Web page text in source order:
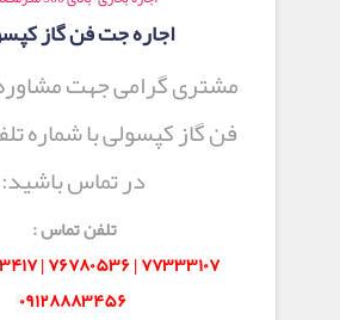
اجاره جت فن گاز
مشتری گرامی جهت
فن گاز کپسولی با شماره
در تماس باشید:
تلفن تماس :
۰۹۱۲۸۸۸۳۴۵۶